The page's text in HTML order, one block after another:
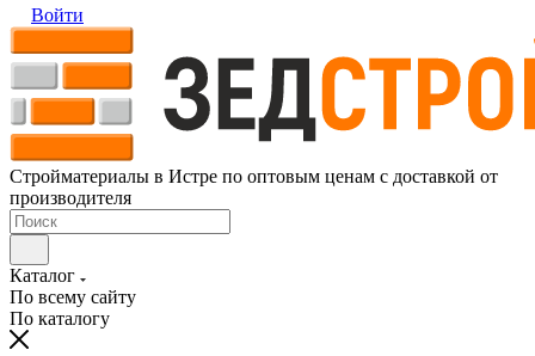
Войти
Стройматериалы в Истре по оптовым ценам с доставкой от
производителя
Каталог
По всему сайту
По каталогу